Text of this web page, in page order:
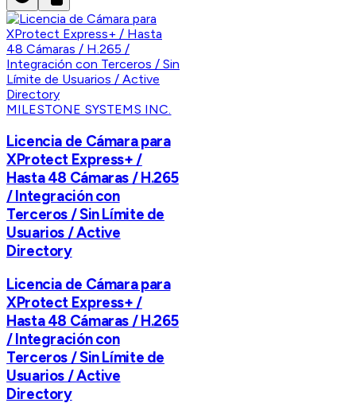
MILESTONE SYSTEMS INC.
Licencia de Cámara para
XProtect Express+ /
Hasta 48 Cámaras / H.265
/ Integración con
Terceros / Sin Límite de
Usuarios / Active
Directory
Licencia de Cámara para
XProtect Express+ /
Hasta 48 Cámaras / H.265
/ Integración con
Terceros / Sin Límite de
Usuarios / Active
Directory